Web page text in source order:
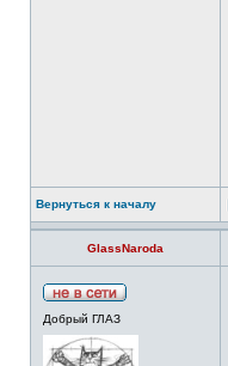
Вернуться к началу
GlassNaroda
Добрый ГЛАЗ